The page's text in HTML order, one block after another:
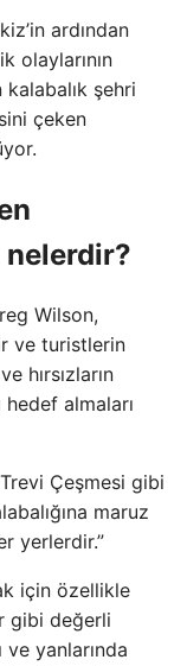
ardından
olaylarının
kalabalık şehri
çeken
nelerdir?
Wilson,
ve turistlerin
hırsızların
hedef almaları
Çeşmesi gibi
maruz
yerlerdir.”
için özellikle
gibi değerli
ve yanlarında